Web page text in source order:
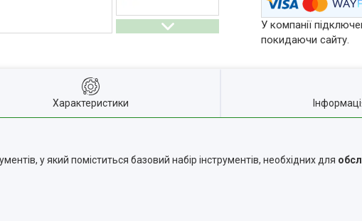
У компанії
покидаючи сайту.
Характеристики
у який поміститься базовий набір інструментів, необхідних для